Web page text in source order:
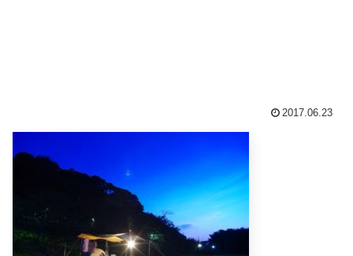
2017.06.23